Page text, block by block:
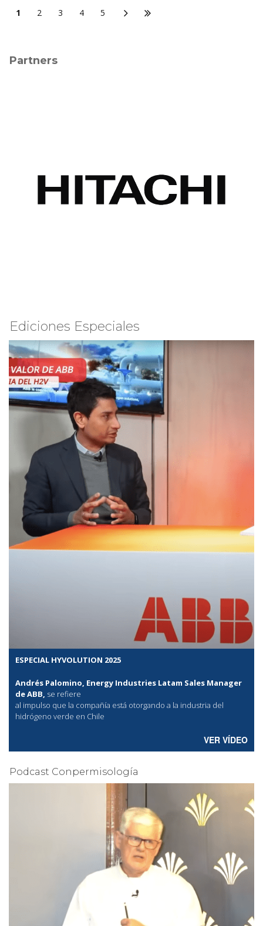
1 2 3 4 5
Partners
Ediciones Especiales
ESPECIAL HYVOLUTION 2025
Andrés Palomino, Energy Industries Latam Sales Manager
de ABB, se refiere
al impulso que la compañía está otorgando a la industria del
hidrógeno verde en Chile
VER VÍDEO
Podcast Conpermisología